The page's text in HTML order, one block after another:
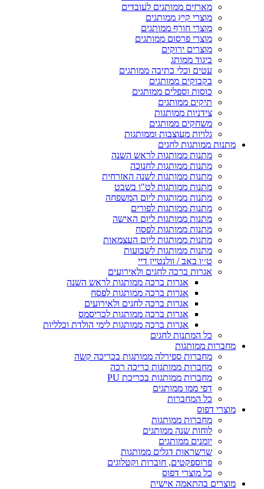
מארזים ממותגים לעובדים
מוצרי קיץ ממותגים
מוצרי חורף ממותגים
מוצרי פרסום ממותגים
מוצרים ירוקים
ביגוד ממותג
עטים וכלי כתיבה ממותגים
בקבוקים ממותגים
כוסות וספלים ממותגים
תיקים ממותגים
צידניות ממותגות
משחקים ממותגים
גלויות מעוצבות וממותגות
מתנות ממותגות לחגים
מתנות ממותגות לראש השנה
מתנות ממותגות לחנוכה
מתנות ממותגות לשנה האזרחית
מתנות ממותגות לט"ו בשבט
מתנות ממותגות ליום המשפחה
מתנות ממותגות לפורים
מתנות ממותגות ליום האישה
מתנות ממותגות לפסח
מתנות ממותגות ליום העצמאות
מתנות ממותגות לשבועות
ט׳׳ו באב / וולנטיין דיי
אגרות ברכה לחגים ולאירועים
אגרות ברכה ממותגות לראש השנה
אגרות ברכה ממותגות לפסח
אגרות ברכה לחגים ולאירועים
אגרות ברכה ממותגות לכריסמס
אגרות ברכה ממותגות לימי הולדת וכלליות
כל המתנות לחגים
מחברות ממותגות
מחברות ספירלה ממותגות בכריכה קשה
מחברות ממותגות כריכה רכה
מחברות ממותגות בכריכת PU
דפי ממו ממותגים
כל המחברות
מוצרי דפוס
מחברות ממותגות
לוחות שנה ממותגים
יומנים ממותגים
שרשראות דגלים ממותגות
פרוספקטים, חוברות וקטלוגים
כל מוצרי דפוס
מוצרים בהתאמה אישית